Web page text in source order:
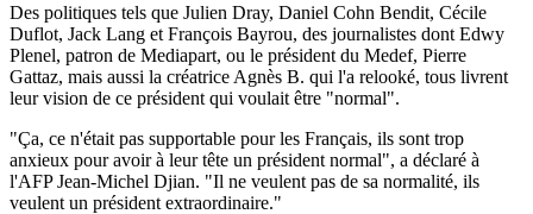
Des politiques tels que Julien Dray, Daniel Cohn Bendit, Cécile
Duflot, Jack Lang et François Bayrou, des journalistes dont Edwy
Plenel, patron de Mediapart, ou le président du Medef, Pierre
Gattaz, mais aussi la créatrice Agnès B. qui l'a relooké, tous livrent
leur vision de ce président qui voulait être "normal".
"Ça, ce n'était pas supportable pour les Français, ils sont trop
anxieux pour avoir à leur tête un président normal", a déclaré à
l'AFP Jean-Michel Djian. "Il ne veulent pas de sa normalité, ils
veulent un président extraordinaire."